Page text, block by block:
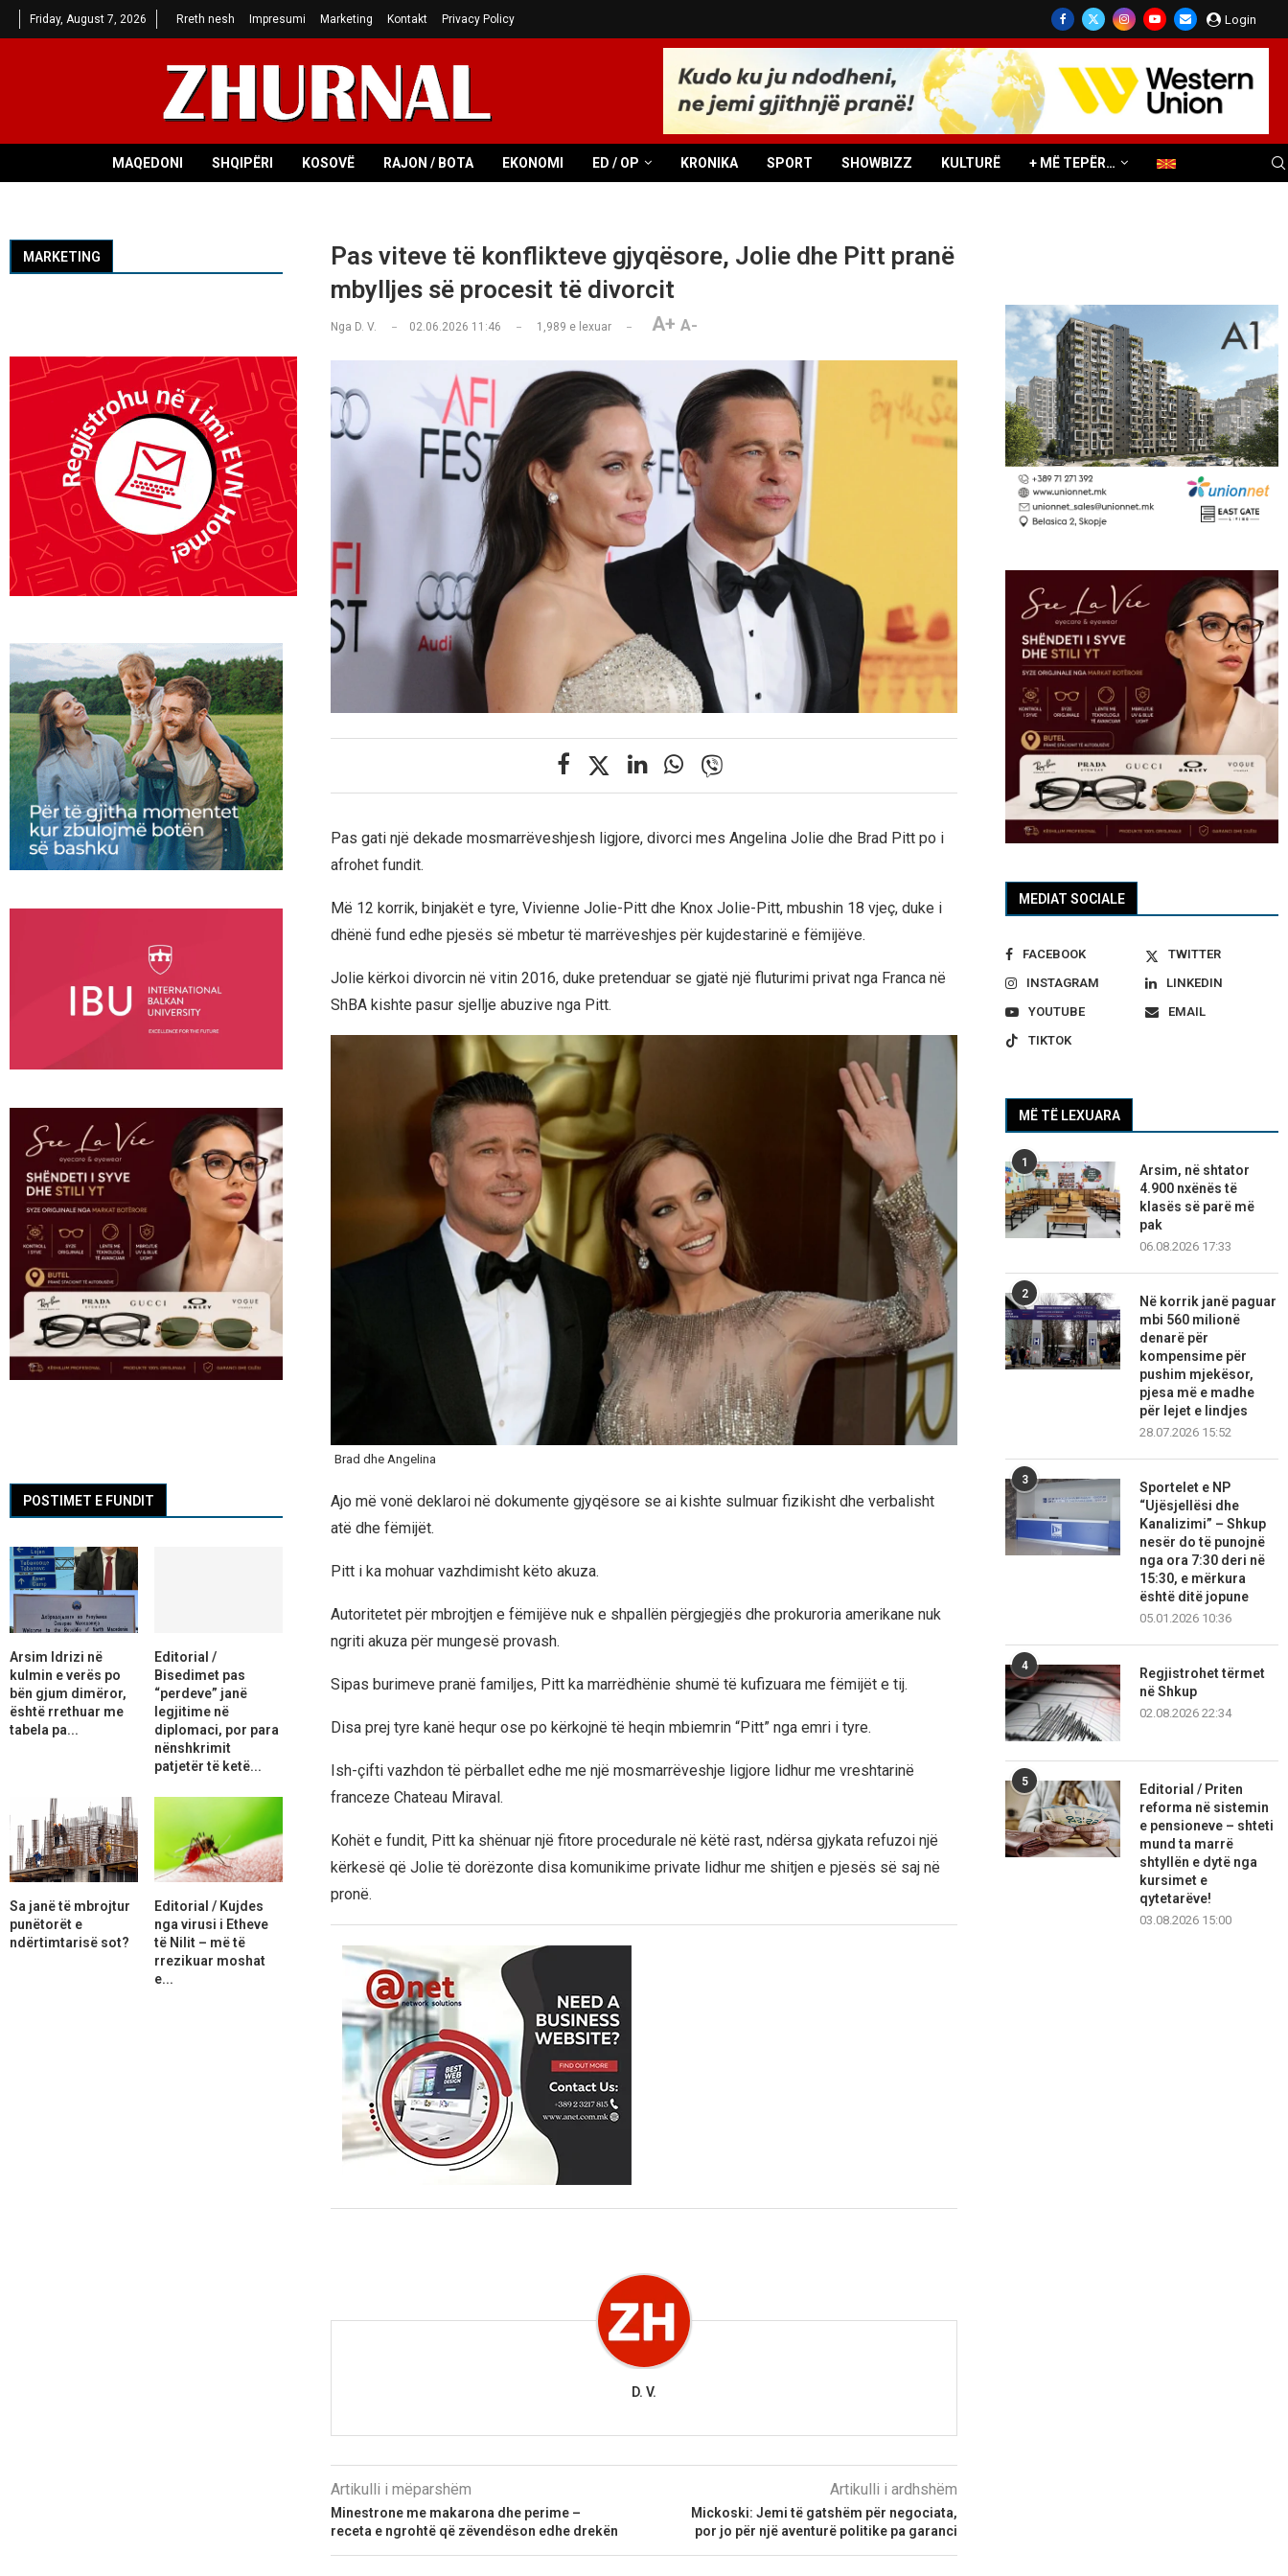
Friday, August 7, 2026 Rreth nesh Impresumi Marketing Kontakt Privacy Policy Login
MAQEDONI SHQIPËRI KOSOVË RAJON / BOTA EKONOMI ED / OP KRONIKA SPORT SHOWBIZZ KULTURË + MË TEPËR…
Pas viteve të konflikteve gjyqësore, Jolie dhe Pitt pranë
mbylljes së procesit të divorcit
Nga D. V. 02.06.2026 11:46 1,989 e lexuar A+ A-
Pas gati një dekade mosmarrëveshjesh ligjore, divorci mes Angelina Jolie dhe Brad Pitt po i
afrohet fundit.
Më 12 korrik, binjakët e tyre, Vivienne Jolie-Pitt dhe Knox Jolie-Pitt, mbushin 18 vjeç, duke i
dhënë fund edhe pjesës së mbetur të marrëveshjes për kujdestarinë e fëmijëve.
Jolie kërkoi divorcin në vitin 2016, duke pretenduar se gjatë një fluturimi privat nga Franca në
ShBA kishte pasur sjellje abuzive nga Pitt.
Brad dhe Angelina
Ajo më vonë deklaroi në dokumente gjyqësore se ai kishte sulmuar fizikisht dhe verbalisht
atë dhe fëmijët.
Pitt i ka mohuar vazhdimisht këto akuza.
Autoritetet për mbrojtjen e fëmijëve nuk e shpallën përgjegjës dhe prokuroria amerikane nuk
ngriti akuza për mungesë provash.
Sipas burimeve pranë familjes, Pitt ka marrëdhënie shumë të kufizuara me fëmijët e tij.
Disa prej tyre kanë hequr ose po kërkojnë të heqin mbiemrin “Pitt” nga emri i tyre.
Ish-çifti vazhdon të përballet edhe me një mosmarrëveshje ligjore lidhur me vreshtarinë
franceze Chateau Miraval.
Kohët e fundit, Pitt ka shënuar një fitore procedurale në këtë rast, ndërsa gjykata refuzoi një
kërkesë që Jolie të dorëzonte disa komunikime private lidhur me shitjen e pjesës së saj në
pronë.
D. V.
Artikulli i mëparshëm
Minestrone me makarona dhe perime –
receta e ngrohtë që zëvendëson edhe drekën
Artikulli i ardhshëm
Mickoski: Jemi të gatshëm për negociata,
por jo për një aventurë politike pa garanci
MEDIAT SOCIALE
FACEBOOK
TWITTER
INSTAGRAM
LINKEDIN
YOUTUBE
EMAIL
TIKTOK
MË TË LEXUARA
1
Arsim, në shtator
4.900 nxënës të
klasës së parë më
pak
06.08.2026 17:33
2
Në korrik janë paguar
mbi 560 milionë
denarë për
kompensime për
pushim mjekësor,
pjesa më e madhe
për lejet e lindjes
28.07.2026 15:52
3
Sportelet e NP
“Ujësjellësi dhe
Kanalizimi” – Shkup
nesër do të punojnë
nga ora 7:30 deri në
15:30, e mërkura
është ditë jopune
05.01.2026 10:36
4
Regjistrohet tërmet
në Shkup
02.08.2026 22:34
5
Editorial / Priten
reforma në sistemin
e pensioneve – shteti
mund ta marrë
shtyllën e dytë nga
kursimet e
qytetarëve!
03.08.2026 15:00
MARKETING
POSTIMET E FUNDIT
Arsim Idrizi në
kulmin e verës po
bën gjum dimëror,
është rrethuar me
tabela pa...
Editorial /
Bisedimet pas
“perdeve” janë
legjitime në
diplomaci, por para
nënshkrimit
patjetër të ketë...
Sa janë të mbrojtur
punëtorët e
ndërtimtarisë sot?
Editorial / Kujdes
nga virusi i Etheve
të Nilit – më të
rrezikuar moshat
e...